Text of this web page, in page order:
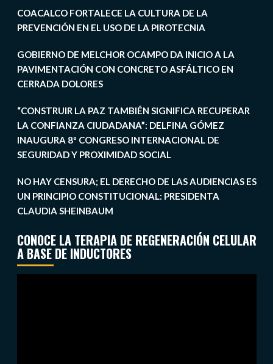
COACALCO FORTALECE LA CULTURA DE LA
PREVENCIÓN EN EL USO DE LA PIROTECNIA
GOBIERNO DE MELCHOR OCAMPO DA INICIO A LA
PAVIMENTACIÓN CON CONCRETO ASFÁLTICO EN
CERRADA DOLORES
“CONSTRUIR LA PAZ TAMBIÉN SIGNIFICA RECUPERAR
LA CONFIANZA CIUDADANA”: DELFINA GÓMEZ
INAUGURA 8º CONGRESO INTERNACIONAL DE
SEGURIDAD Y PROXIMIDAD SOCIAL
NO HAY CENSURA; EL DERECHO DE LAS AUDIENCIAS ES
UN PRINCIPIO CONSTITUCIONAL: PRESIDENTA
CLAUDIA SHEINBAUM
CONOCE LA TERAPIA DE REGENERACIÓN CELULAR
A BASE DE INDUCTORES